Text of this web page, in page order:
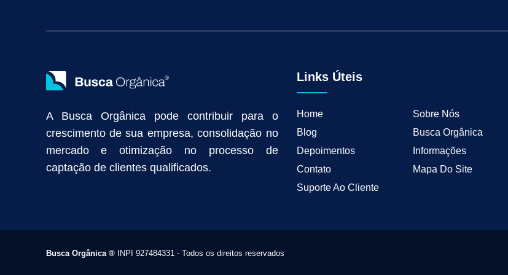
Anunciar na Internet
Captar Clientes Criação de Site para Indústria Marketing de Busca Industrial Marketing Industrial B2B
A Busca Orgânica pode contribuir para o
crescimento de sua empresa, consolidação no
mercado e otimização no processo de
captação de clientes qualificados.
Links Úteis
Home
Sobre Nós
Blog
Busca Orgânica
Depoimentos
Informações
Contato
Mapa Do Site
Suporte Ao Cliente
Busca Orgânica ®INPI 927484331 - Todos os direitos reservados